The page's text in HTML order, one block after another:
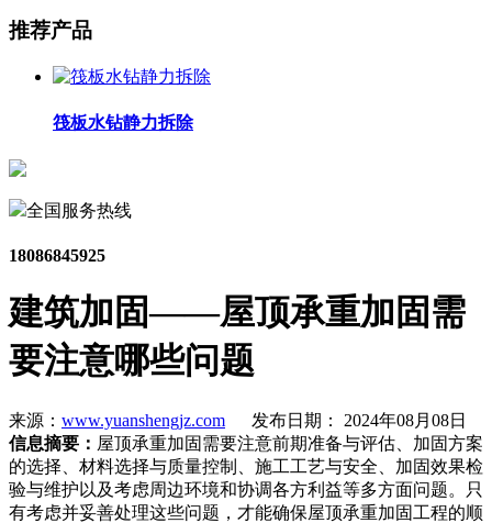
推荐产品
筏板水钻静力拆除
全国服务热线
18086845925
建筑加固——屋顶承重加固需
要注意哪些问题
来源： www.yuanshengjz.com 发布日期： 2024年08月08日
信息摘要： 屋顶承重加固需要注意前期准备与评估、加固方案
的选择、材料选择与质量控制、施工工艺与安全、加固效果检
验与维护以及考虑周边环境和协调各方利益等多方面问题。只
有考虑并妥善处理这些问题，才能确保屋顶承重加固工程的顺